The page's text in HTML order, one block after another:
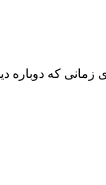
زمانی که دوباره